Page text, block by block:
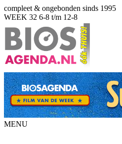
compleet & ongebonden sinds 1995
WEEK 32 6-8 t/m 12-8
MENU